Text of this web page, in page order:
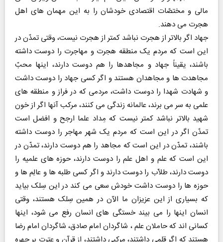
مالی و مختصّات اقتصادی خودشان را به این مهمان های اهل
هجرت می دهند.
جهاد اگر بالاتر از هجرت نباشد کمتر از هجرت نیست، وقتی تمدّن در
این است که مردم یک منطقه هجرت و مهاجرت را دوست داشته
باشند، یقیناً جهاد و مجاهدها را هم دوست دارند، اینها محبّ
مجاهدت ها و مجاهدان هستند و اگر کسی جهاد را دوست داشت
و شهادت شهدا را دوست داشت، مردمی که در فراز و منطقه های
علمی به سر می برند، عالمانه زندگی می کنند، مرکب آنها اگر از خون
شهید بالاتر نباشد کمتر نیست که مِداد علما ارجح و افضل است
تمدّن اگر در این است که مردم یک شهر مهاجر را دوست داشته
باشند، تمدّن در این است که مجاهد را هم دوست دارند، تمدّن در
این است که علم و اهل علم را دوست دارند، حوزه های علمیه را
دوست دارند، طلاّب را دوست دارند و اگر کسی طلبه ها و عالِم ها و
حوزه ها را دوست داشت خودش سعی می کند در این سِلک بیاید
که بسیاری از این عزیزان ما الآن در همین سِلک هستند، وقتی
انسان اینها را می بیند خستگی های انسان رفع می شود، اینها
کسانی اند که حاملان علم ، شاگردان امام صادق، شاگردان امام رضا